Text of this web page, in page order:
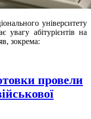
університету
увагу абітурієнтів на
зокрема:
провели